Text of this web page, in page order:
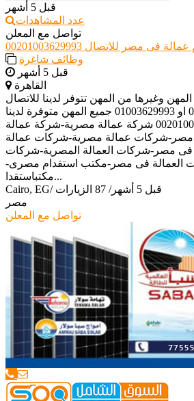
قبل 5 أشهر
عدد المشاهدات
تواصل مع المعلن
فى مصر للاتصال 00201003629993
وظائف شاغرة
قبل 5 أشهر
القاهرة
وغيرها من المهن تتوفر لدينا للاتصال
00201003629993 او 01003629993 جميع المهن متوفرة لدينا
للتواصل 00201003629993 شركة عمالة مصرية-شركة عمالة
شركات عمالة مصرية-شركات عمالة
فى مصر-شركات العمالة المصرية-شركات
العمالة فى مصر-مكتب استقدام مصرى-
مكتباستقدا...
Cairo, EG/ قبل 5 أشهر / 87 الزيارات
مصر
تواصل مع المعلن